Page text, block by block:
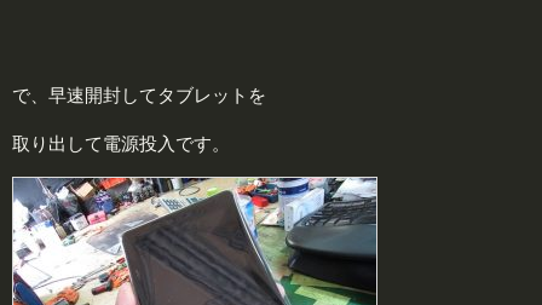
で、早速開封してタブレットを
取り出して電源投入です。